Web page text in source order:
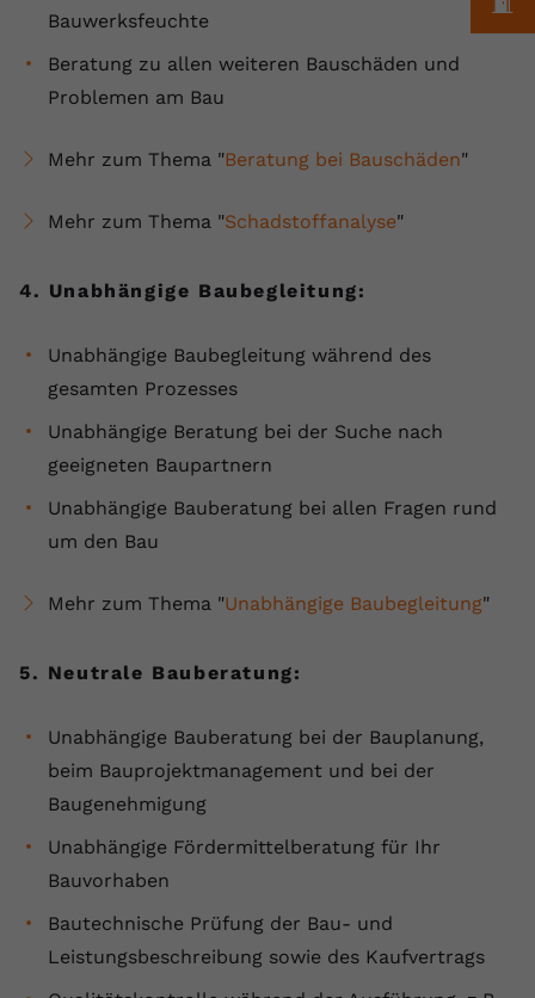
Bauwerksfeuchte
Beratung zu allen weiteren Bauschäden und
Problemen am Bau
Mehr zum Thema "Beratung bei Bauschäden"
Mehr zum Thema "Schadstoffanalyse"
4. Unabhängige Baubegleitung:
Unabhängige Baubegleitung während des
gesamten Prozesses
Unabhängige Beratung bei der Suche nach
geeigneten Baupartnern
Unabhängige Bauberatung bei allen Fragen rund
um den Bau
Mehr zum Thema "Unabhängige Baubegleitung"
5. Neutrale Bauberatung:
Unabhängige Bauberatung bei der Bauplanung,
beim Bauprojektmanagement und bei der
Baugenehmigung
Unabhängige Fördermittelberatung für Ihr
Bauvorhaben
Bautechnische Prüfung der Bau- und
Leistungsbeschreibung sowie des Kaufvertrags